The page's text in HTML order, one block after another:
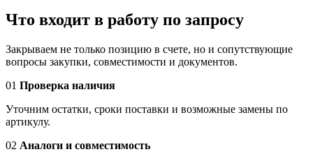
Что входит в работу по запросу
Закрываем не только позицию в счете, но и сопутствующие
вопросы закупки, совместимости и документов.
01 Проверка наличия
Уточним остатки, сроки поставки и возможные замены по
артикулу.
02 Аналоги и совместимость